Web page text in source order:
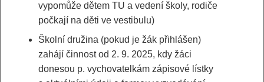
vypomůže dětem TU a vedení školy, rodiče
počkají na děti ve vestibulu)
Školní družina (pokud je žák přihlášen)
zahájí činnost od 2. 9. 2025, kdy žáci
donesou p. vychovatelkám zápisové lístky